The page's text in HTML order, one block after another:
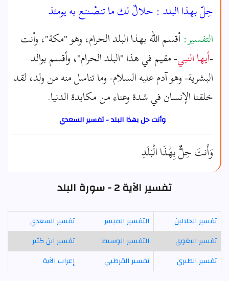
حِلّ بهذا البلد : حلالٌ لك ما تـَـصْـنـَـع به يومئذ
التفسير:أقسم الله بهذا البلد الحرام، وهو "مكة"، وأنت
-أيها النبي- مقيم في هذا "البلد الحرام"، وأقسم بوالد
البشرية- وهو آدم عليه السلام- وما تناسل منه من ولد، لقد
خلقنا الإنسان في شدة وعناء من مكابدة الدنيا.
وأنت حل بهذا البلد - تفسير السعدي
وَأَنتَ حِلٌّ بِهَٰذَا الْبَلَدِ
تفسير الآية 2 - سورة البلد
تفسير الجلالين التفسير الميسر
تفسير السعدي
تفسير البغوي
التفسير الوسيط
تفسير ابن كثير
تفسير الطبري
تفسير القرطبي إعراب الآية